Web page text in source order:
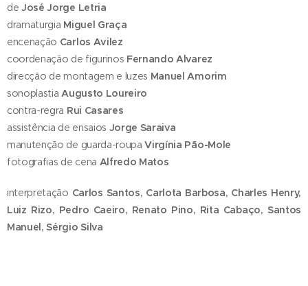
deJosé Jorge Letria
dramaturgia Miguel Graça
encenação Carlos Avilez
coordenação de figurinos Fernando Alvarez
direcção de montagem e luzes Manuel Amorim
sonoplastiaAugusto Loureiro
contra-regra Rui Casares
assistência de ensaios Jorge Saraiva
manutenção de guarda-roupaVirgínia Pão-Mole
fotografias de cena Alfredo Matos
interpretação Carlos Santos, Carlota Barbosa, Charles Henry,
Luiz Rizo, Pedro Caeiro, Renato Pino, Rita Cabaço, Santos
Manuel, Sérgio Silva